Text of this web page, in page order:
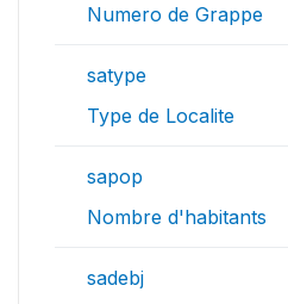
Numero de Grappe
satype
Type de Localite
sapop
Nombre d'habitants
sadebj